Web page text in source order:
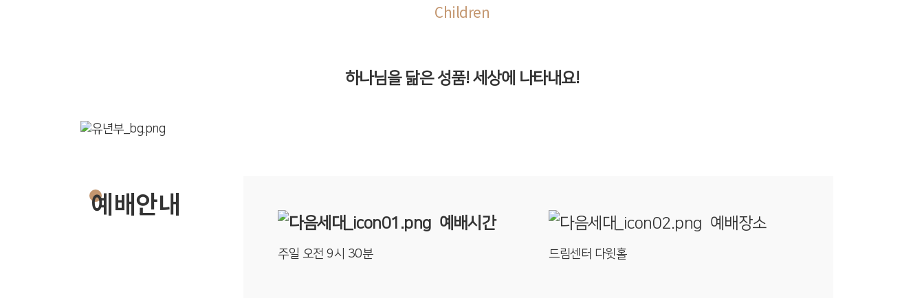
Children
하나님을 닮은 성품! 세상에 나타내요!
예배안내
예배시간
주일 오전 9시 30분
예배장소
드림센터 다윗홀